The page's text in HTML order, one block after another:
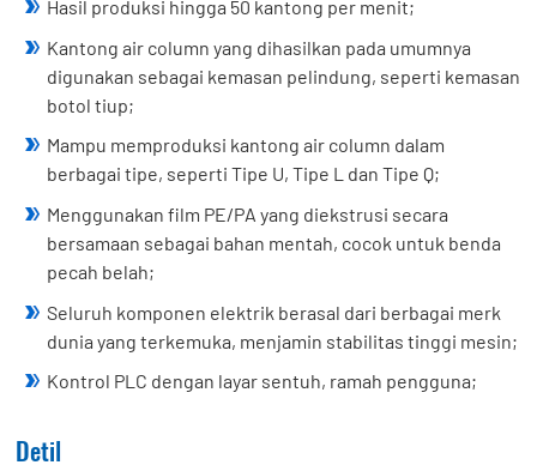
Hasil produksi hingga 50 kantong per menit;
Kantong air column yang dihasilkan pada umumnya
digunakan sebagai kemasan pelindung, seperti kemasan
botol tiup;
Mampu memproduksi kantong air column dalam
berbagai tipe, seperti Tipe U, Tipe L dan Tipe Q;
Menggunakan film PE/PA yang diekstrusi secara
bersamaan sebagai bahan mentah, cocok untuk benda
pecah belah;
Seluruh komponen elektrik berasal dari berbagai merk
dunia yang terkemuka, menjamin stabilitas tinggi mesin;
Kontrol PLC dengan layar sentuh, ramah pengguna;
Detil